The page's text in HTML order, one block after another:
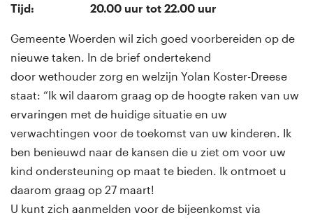
Tijd: 20.00 uur tot 22.00 uur
Gemeente Woerden wil zich goed voorbereiden op de
nieuwe taken. In de brief ondertekend
door wethouder zorg en welzijn Yolan Koster-Dreese
staat: “Ik wil daarom graag op de hoogte raken van uw
ervaringen met de huidige situatie en uw
verwachtingen voor de toekomst van uw kinderen. Ik
ben benieuwd naar de kansen die u ziet om voor uw
kind ondersteuning op maat te bieden. Ik ontmoet u
daarom graag op 27 maart!
U kunt zich aanmelden voor de bijeenkomst via